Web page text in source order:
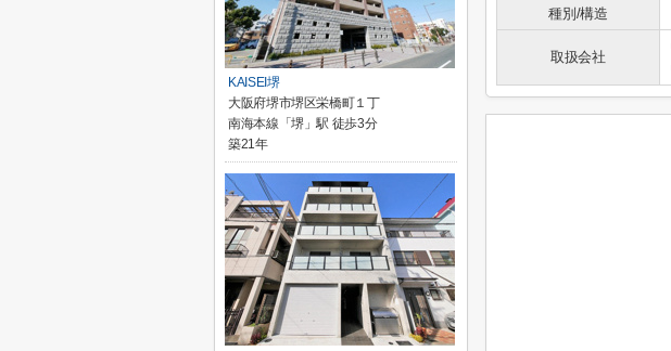
種別/構造
取扱会社
KAISEI堺
大阪府堺市堺区栄橋町１丁
南海本線「堺」駅 徒歩3分
築21年